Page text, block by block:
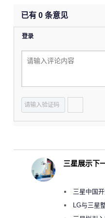
已有 0 条意见
登录
三星展示下
三星中国
店 将被逐步
LG与三星